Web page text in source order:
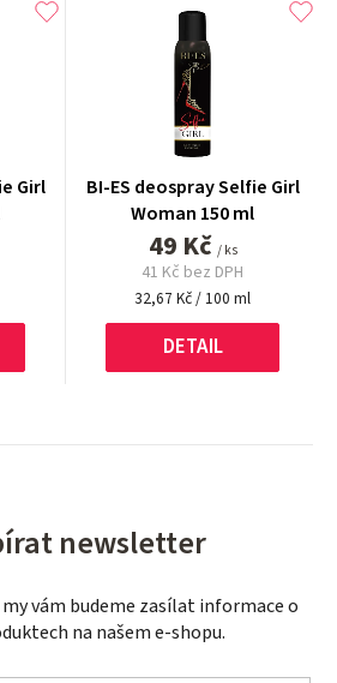
Girl
BI-ES deospray Selfie Girl
Woman 150 ml
49 Kč / ks
41 Kč bez DPH
Měrná
32,67 Kč / 100 ml
DETAIL
newsletter
vám budeme zasílat informace o
na našem e-shopu.